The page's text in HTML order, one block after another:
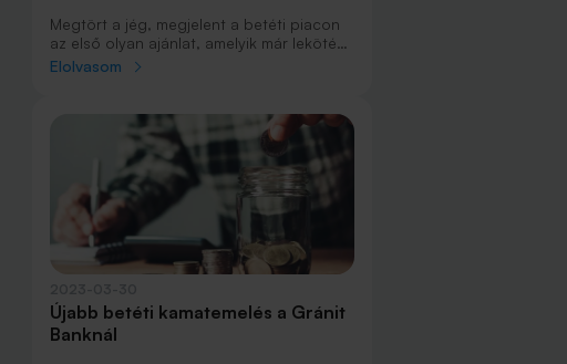
Megtört a jég, megjelent a betéti piacon
az első olyan ajánlat, amelyik már lekötés
nélkül is magas, 9 százalékos kamatot
ad ugyanez a pénzintézet. Most már a
nagybankokon a sor, hogy melyikük áll elő
először ehhez hasonló ajánlattal - írja a
Bank360.hu.
Elolvasom
Újabb betéti kamatemelés a Gránit
Banknál